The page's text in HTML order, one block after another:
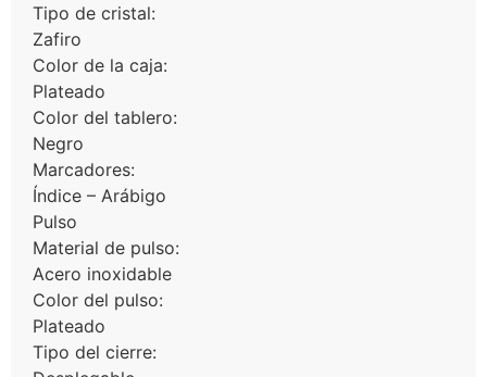
Tipo de cristal:
Zafiro
Color de la caja:
Plateado
Color del tablero:
Negro
Marcadores:
Índice – Arábigo
Pulso
Material de pulso:
Acero inoxidable
Color del pulso:
Plateado
Tipo del cierre: